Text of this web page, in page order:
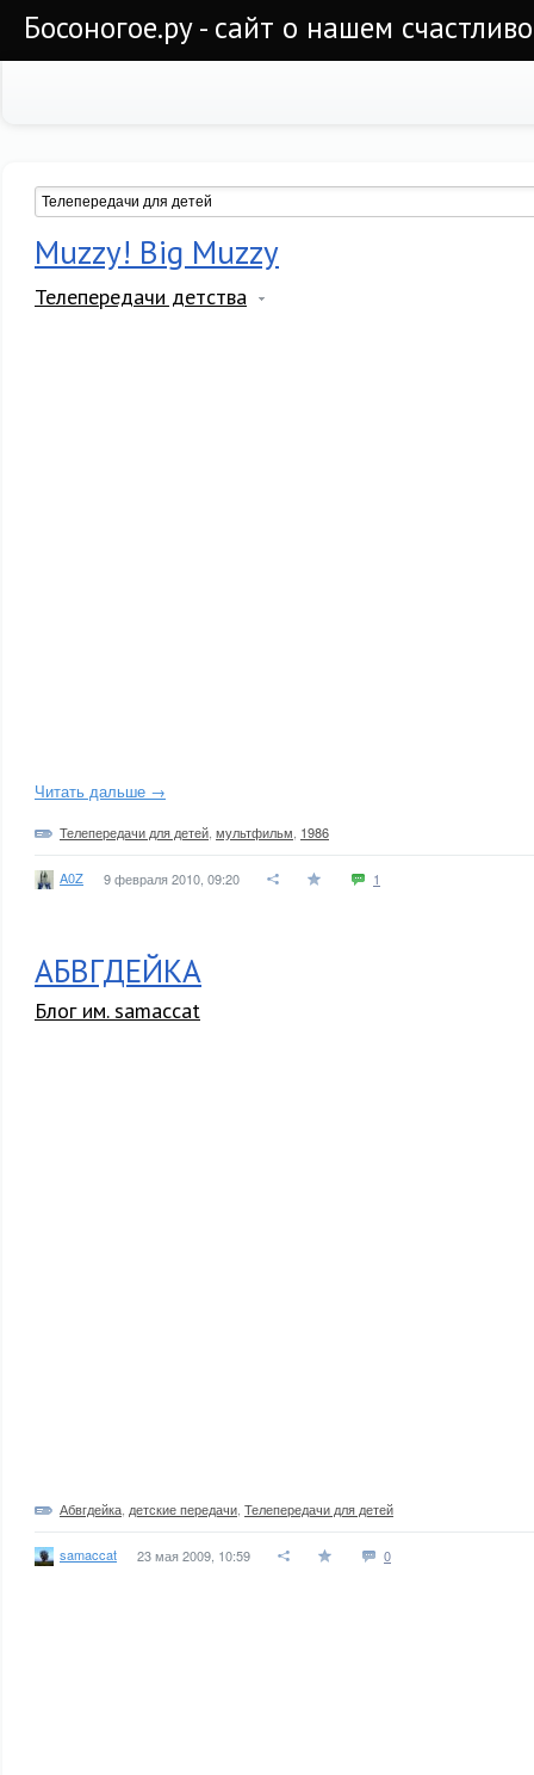
Босоногое.ру - сайт о нашем
Muzzy! Big Muzzy
Телепередачи детства
Читать дальше →
Телепередачи для детей мультфильм 1986
A0Z 9 февраля 2010, 09:20 1
АБВГДЕЙКА
Блог им. samaccat
Абвгдейка детские передачи Телепередачи для детей
samaccat 23 мая 2009, 10:59 0